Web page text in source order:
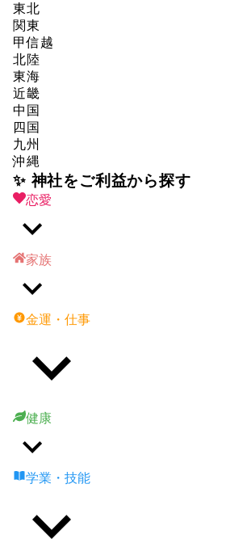
東北
関東
甲信越
北陸
東海
近畿
中国
四国
九州
沖縄
✨ 神社をご利益から探す
恋愛
家族
金運・仕事
健康
学業・技能